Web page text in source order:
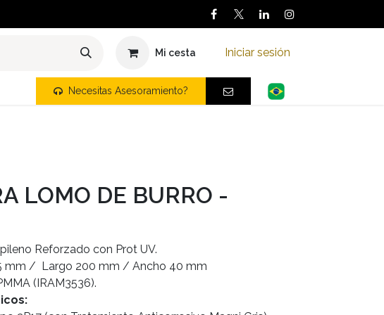
Mi cesta Iniciar sesión
Necesitas Asesoramiento?
LOMO DE BURRO -
Reforzado con Prot UV.
mm / Largo 200 mm / Ancho 40 mm
(IRAM3536).